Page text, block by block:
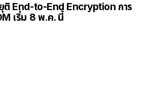
ติ End-to-End Encryption การ
เริ่ม 8 พ.ค. นี้